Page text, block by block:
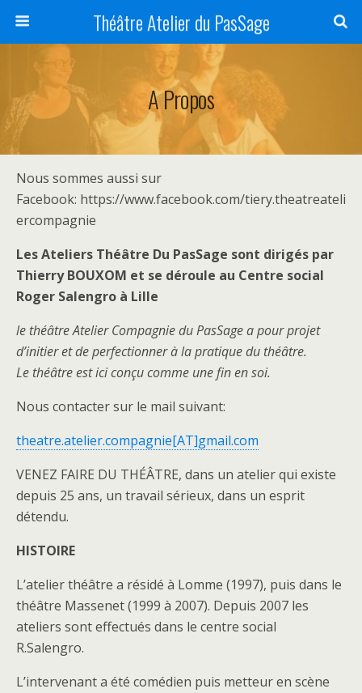
Théâtre Atelier du PasSage
A Propos
Nous sommes aussi sur
Facebook: https://www.facebook.com/tiery.theatreateli
ercompagnie
Les Ateliers Théâtre Du PasSage sont dirigés par
Thierry BOUXOM et se déroule au Centre social
Roger Salengro à Lille
le théâtre Atelier Compagnie du PasSage a pour projet
d’initier et de perfectionner à la pratique du théâtre.
Le théâtre est ici conçu comme une fin en soi.
Nous contacter sur le mail suivant:
theatre.atelier.compagnie[AT]gmail.com
VENEZ FAIRE DU THÉÂTRE, dans un atelier qui existe
depuis 25 ans, un travail sérieux, dans un esprit
détendu.
HISTOIRE
L’atelier théâtre a résidé à Lomme (1997), puis dans le
théâtre Massenet (1999 à 2007). Depuis 2007 les
ateliers sont effectués dans le centre social
R.Salengro.
L’intervenant a été comédien puis metteur en scène